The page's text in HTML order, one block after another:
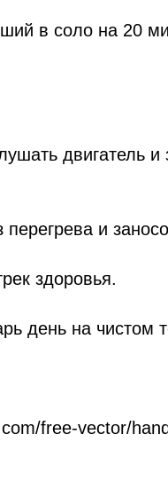
в соло на 20
двигатель и
и
здоровья.
день на чистом
free-vector/